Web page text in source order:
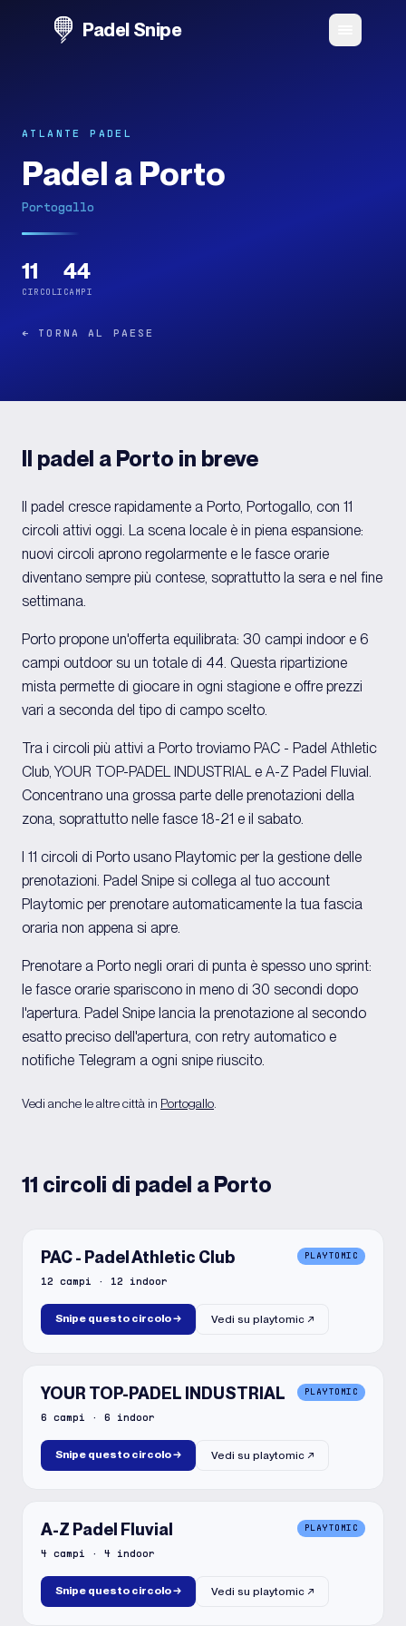
Padel Snipe
ATLANTE PADEL
Padel a Porto
Portogallo
11
CIRCOLI
44
CAMPI
← TORNA AL PAESE
Il padel a Porto in breve
Il padel cresce rapidamente a Porto, Portogallo, con 11
circoli attivi oggi. La scena locale è in piena espansione:
nuovi circoli aprono regolarmente e le fasce orarie
diventano sempre più contese, soprattutto la sera e nel fine
settimana.
Porto propone un'offerta equilibrata: 30 campi indoor e 6
campi outdoor su un totale di 44. Questa ripartizione
mista permette di giocare in ogni stagione e offre prezzi
vari a seconda del tipo di campo scelto.
Tra i circoli più attivi a Porto troviamo PAC - Padel Athletic
Club, YOUR TOP-PADEL INDUSTRIAL e A-Z Padel Fluvial.
Concentrano una grossa parte delle prenotazioni della
zona, soprattutto nelle fasce 18-21 e il sabato.
I 11 circoli di Porto usano Playtomic per la gestione delle
prenotazioni. Padel Snipe si collega al tuo account
Playtomic per prenotare automaticamente la tua fascia
oraria non appena si apre.
Prenotare a Porto negli orari di punta è spesso uno sprint:
le fasce orarie spariscono in meno di 30 secondi dopo
l'apertura. Padel Snipe lancia la prenotazione al secondo
esatto preciso dell'apertura, con retry automatico e
notifiche Telegram a ogni snipe riuscito.
Vedi anche le altre città in Portogallo
11 circoli di padel a Porto
PAC - Padel Athletic Club PLAYTOMIC
12 campi · 12 indoor
Snipe questo circolo→ Vedi su playtomic ↗
YOUR TOP-PADEL INDUSTRIAL PLAYTOMIC
6 campi · 6 indoor
Snipe questo circolo→ Vedi su playtomic ↗
A-Z Padel Fluvial PLAYTOMIC
4 campi · 4 indoor
Snipe questo circolo→ Vedi su playtomic ↗